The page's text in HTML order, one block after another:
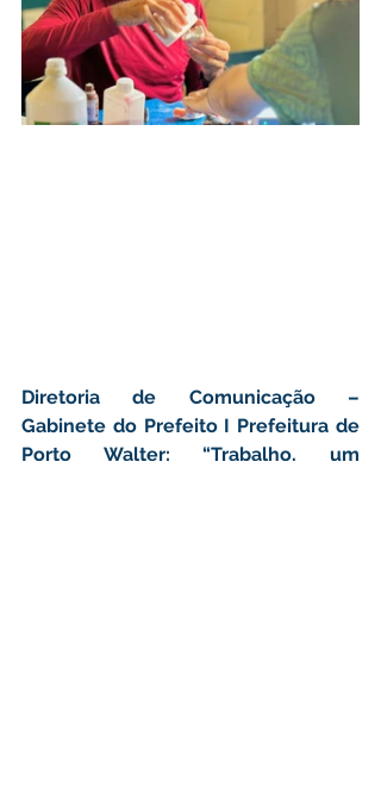
Diretoria de Comunicação –
Gabinete do Prefeito I Prefeitura de
Porto Walter: “Trabalho, um